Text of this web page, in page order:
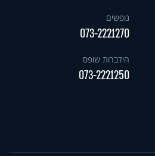
נופשים
073-2221270
הידברות שופס
073-2221250